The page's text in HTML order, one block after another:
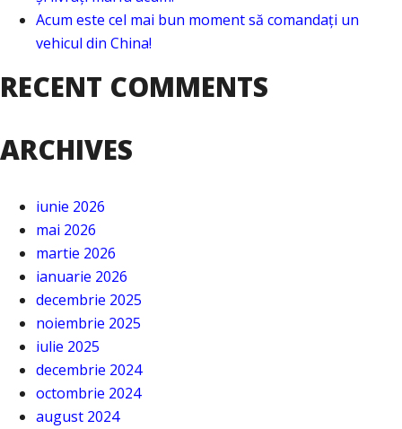
Acum este cel mai bun moment să comandați un
vehicul din China!
RECENT COMMENTS
ARCHIVES
iunie 2026
mai 2026
martie 2026
ianuarie 2026
decembrie 2025
noiembrie 2025
iulie 2025
decembrie 2024
octombrie 2024
august 2024